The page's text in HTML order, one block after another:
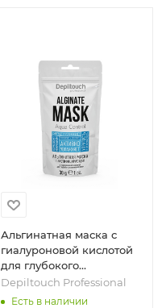
Альгинатная маска с
гиалуроновой кислотой
для глубокого
увлажнения кожи, 30 гр,
бренд - Depiltouch
Depiltouch Professional
Есть в наличии